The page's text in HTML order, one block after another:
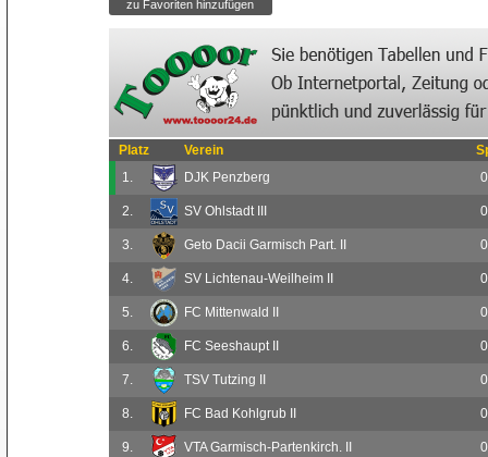
Platz Verein
1.
DJK Penzberg 0
2. SV Ohlstadt III 0
3. Geto Dacii Garmisch Part. II 0
4. SV Lichtenau-Weilheim II 0
5. FC Mittenwald II 0
6. FC Seeshaupt II 0
7. TSV Tutzing II 0
8. FC Bad Kohlgrub II 0
9. VTA Garmisch-Partenkirch. II 0